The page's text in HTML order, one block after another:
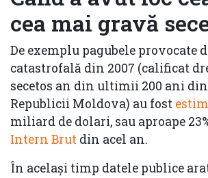
cea mai gravă
De exemplu pagubele provocate
catastrofală din 2007 (calificat
secetos an din ultimii 200 ani
Republicii Moldova) au fost
miliard de dolari, sau aproape
Intern Brut din acel an.
În acelaşi timp datele publice